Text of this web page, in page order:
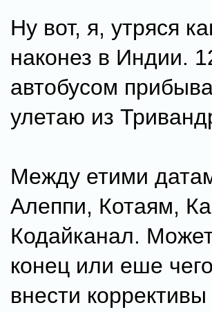
Ну вот, я, утряся
наконез в Индии.
автобусом
улетаю из
Между етими
Алеппи, Котаям,
Кодайканал.
конец или еше
внести